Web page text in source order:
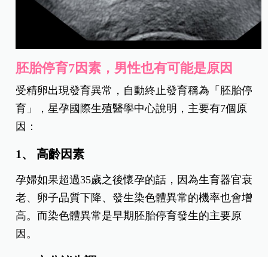
胚胎停育7因素，男性也有可能是原因
受精卵出現發育異常，自動終止發育稱為「胚胎停
育」，星孕國際生殖醫學中心說明，主要有7個原
因：
1、 高齡因素
孕婦如果超過35歲之後懷孕的話，因為生育器官衰
老、卵子品質下降、發生染色體異常的機率也會增
高。而染色體異常是早期胚胎停育發生的主要原
因。